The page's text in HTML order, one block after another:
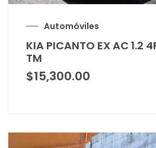
Automóviles
KIA PICANTO EX AC 1.2
TM
$15,300.00